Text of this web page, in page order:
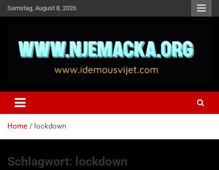
Skip
to
Samstag, August 8, 2026
Idemo u Svijet-Njemacka!
Home lockdown
Schlagwort: lockdown